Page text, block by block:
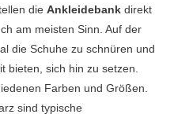
die Ankleidebank direkt
am meisten Sinn. Auf der
die Schuhe zu schnüren und
bieten, sich hin zu setzen.
Farben und Größen.
sind typische